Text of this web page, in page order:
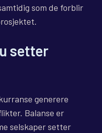
som de forblir
setter
generere
Balanse er
selskaper setter